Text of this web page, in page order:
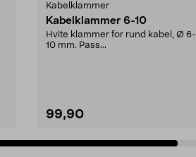
Kabelklammer
Kabelklammer 6-10
Hvite klammer for rund kabel, Ø 6-
10 mm. Pass...
99,90